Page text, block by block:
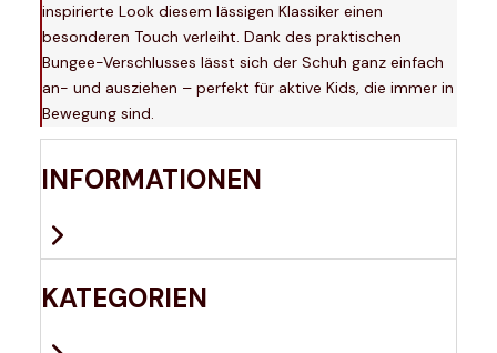
inspirierte Look diesem lässigen Klassiker einen
besonderen Touch verleiht. Dank des praktischen
Bungee-Verschlusses lässt sich der Schuh ganz einfach
an- und ausziehen – perfekt für aktive Kids, die immer in
Bewegung sind.
INFORMATIONEN
KATEGORIEN